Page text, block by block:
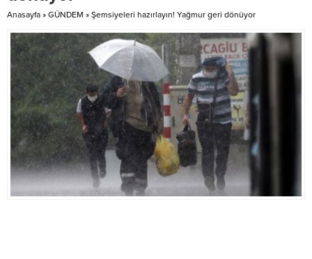
Gündoğdu,...
Anasayfa » GÜNDEM » Şemsiyeleri hazırlayın! Yağmur geri dönüyor